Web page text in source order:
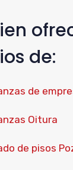
de:
de
Oitura
de pisos